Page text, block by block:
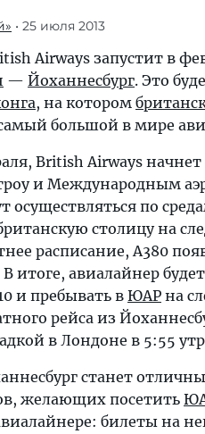
• 25 июля 2013
Airways запустит в
— Йоханнесбург. Это
, на котором
большой в мире
British Airways
и Международным
осуществляться по
столицу на
расписание, A380
итоге, авиалайнер
и пребывать вЮАР на
рейса из
в Лондоне в 5:55
станет
желающих посетить
билеты на